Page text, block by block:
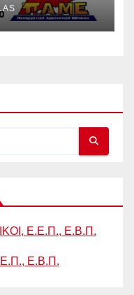
Ε.Ε.Π., Ε.Β.Π.
Ε.Β.Π.